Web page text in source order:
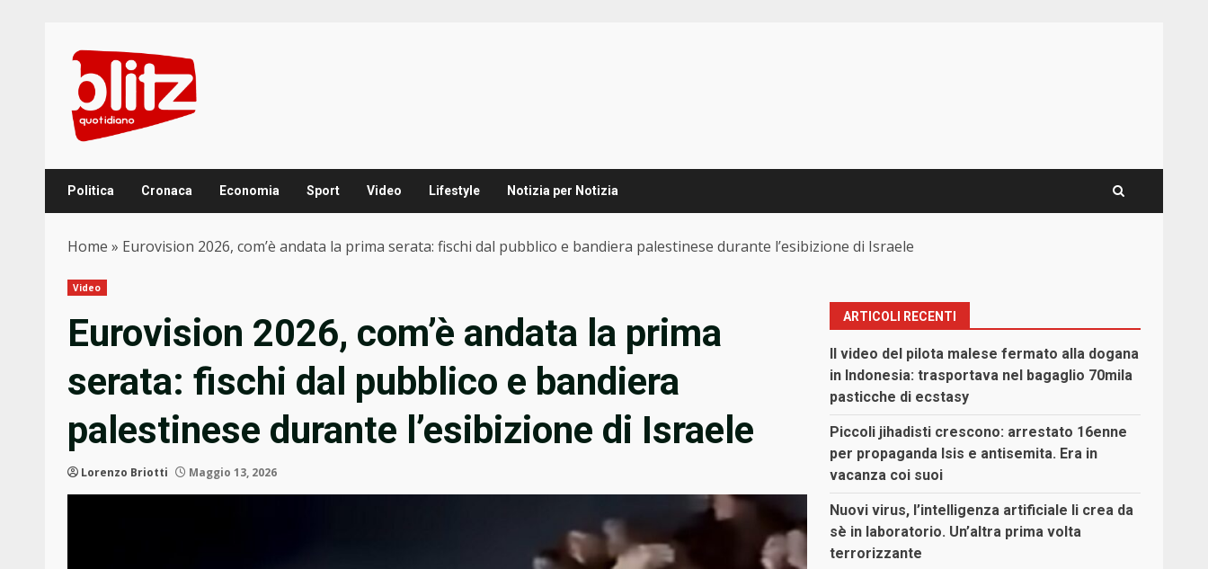
content
Politica Cronaca Economia Sport Video Lifestyle Notizia per Notizia
Home » Eurovision 2026, com’è andata la prima serata: fischi dal pubblico e bandiera palestinese durante l’esibizione di Israele
Video
Eurovision 2026, com’è andata la prima
serata: fischi dal pubblico e bandiera
palestinese durante l’esibizione di Israele
Lorenzo Briotti Maggio 13, 2026
ARTICOLI RECENTI
Il video del pilota malese fermato alla dogana
in Indonesia: trasportava nel bagaglio 70mila
pasticche di ecstasy
Piccoli jihadisti crescono: arrestato 16enne
per propaganda Isis e antisemita. Era in
vacanza coi suoi
Nuovi virus, l’intelligenza artificiale li crea da
sè in laboratorio. Un’altra prima volta
terrorizzante